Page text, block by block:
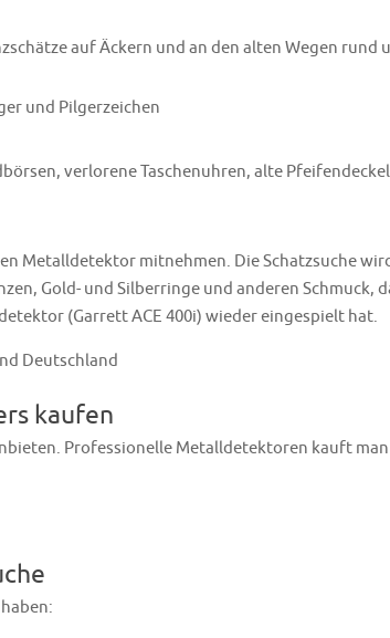
auf Äckern und an den alten Wegen rund
und Pilgerzeichen
verlorene Taschenuhren, alte Pfeifendeckel
Metalldetektor mitnehmen. Die Schatzsuche
Gold- und Silberringe und anderen Schmuck,
(Garrett ACE 400i) wieder eingespielt hat.
kaufen
Professionelle Metalldetektoren kauft man